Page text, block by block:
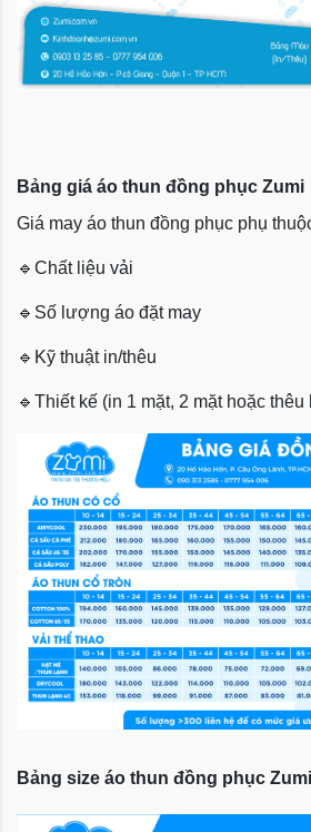
Bảng giá áo thun đồng phục Zumi
Giá may áo thun đồng phục phụ
🔹 Chất liệu vải
🔹 Số lượng áo đặt may
🔹 Kỹ thuật in/thêu
🔹 Thiết kế (in 1 mặt, 2 mặt hoặc thêu
Bảng size áo thun đồng phục Zumi